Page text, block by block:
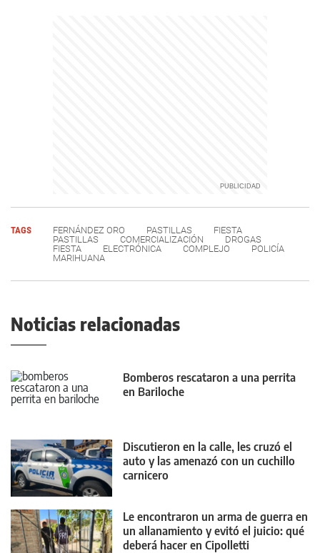
TAGS FERNÁNDEZ ORO PASTILLAS
FIESTA
PASTILLAS
COMERCIALIZACIÓN
DROGAS
FIESTA
ELECTRÓNICA COMPLEJO
POLICÍA
MARIHUANA
Noticias relacionadas
Bomberos rescataron a una perrita
en Bariloche
Discutieron en la calle, les cruzó el
auto y las amenazó con un cuchillo
carnicero
Le encontraron un arma de guerra en
un allanamiento y evitó el juicio: qué
deberá hacer en Cipolletti